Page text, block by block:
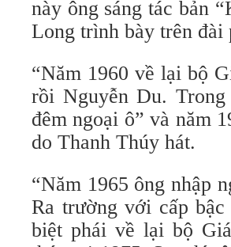
này ông sáng tác bản
Long trình bày trên đài
“Năm 1960 về lại bộ
rồi Nguyễn Du.
đêm ngoại ô” và năm
do Thanh Thúy hát.
“Năm 1965 ông nhập
Ra trường với cấp
biệt phái về lại bộ